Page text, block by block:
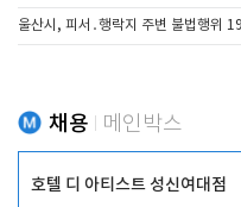
울산시, 피서․행락지 주변 불법행위
채용 메인박스
호텔 디 아티스트 성신여대점